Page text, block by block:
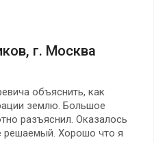
г. Москва
объяснить, как
землю. Большое
разъяснил. Оказалось
решаемый. Хорошо что я